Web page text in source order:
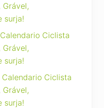
surja!
Calendario Ciclista
surja!
Calendario Ciclista
surja!